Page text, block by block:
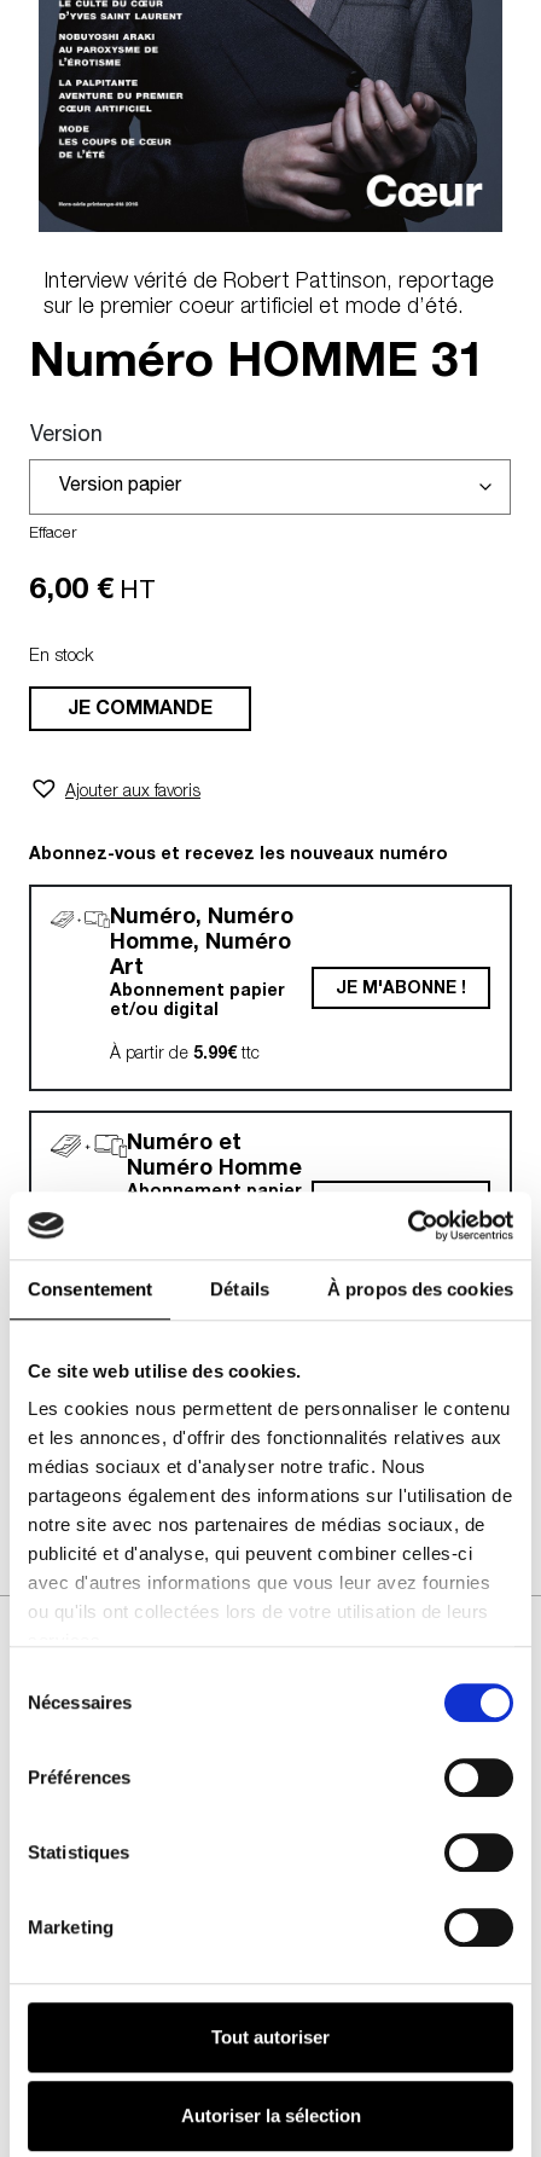
Consentement Détails À propos des cookies
Ce site web utilise des cookies.
Les cookies nous permettent de personnaliser le contenu
et les annonces, d'offrir des fonctionnalités relatives aux
médias sociaux et d'analyser notre trafic. Nous
partageons également des informations sur l'utilisation de
notre site avec nos partenaires de médias sociaux, de
publicité et d'analyse, qui peuvent combiner celles-ci
avec d'autres informations que vous leur avez fournies
ou qu'ils ont collectées lors de votre utilisation de leurs
Nécessaires
Préférences
Statistiques
Marketing
Tout autoriser
Autoriser la sélection
Interview vérité de Robert Pattinson, reportage
sur le premier coeur artificiel et mode d’été.
Numéro HOMME 31
Version
Effacer
6,00 € HT
En stock
JE COMMANDE
Ajouter aux favoris
Abonnez-vous et recevez les nouveaux numéro
Numéro, Numéro
Homme, Numéro
Art
Abonnement papier
et/ou digital
À partir de5.99€ ttc
JE M'ABONNE !
Numéro et
Numéro Homme
Abonnement papier
À partir de4.99€ttc
Abonnement papier
À partir de0.825€ ttc
4,90€
Numéro
HOMME
51